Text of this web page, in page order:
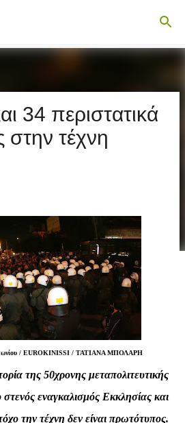
κύριο περιεχόμενο
34 περιστατικά
στην τέχνη
/ EUROKINISSI / ΤΑΤΙΑΝΑ ΜΠΟΛΑΡΗ
της 50χρονης μεταπολιτευτικής
εναγκαλισμός Εκκλησίας και
την τέχνη δεν είναι πρωτότυπος.